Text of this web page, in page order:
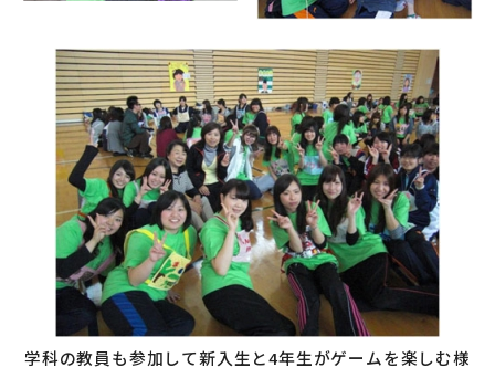
学科の教員も参加して新入生と4年生がゲームを楽しむ様